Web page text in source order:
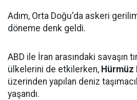
Adım, Orta Doğu'da askeri
döneme denk geldi.
ABD ile İran arasındaki savaşın
ülkelerini de etkilerken, Hürmüz
üzerinden yapılan deniz
yaşandı.